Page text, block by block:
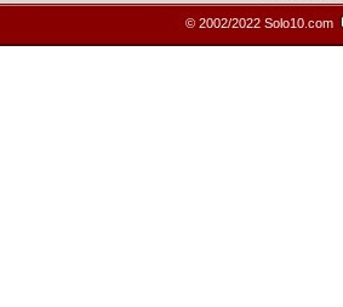
© 2002/2022 Solo10.com